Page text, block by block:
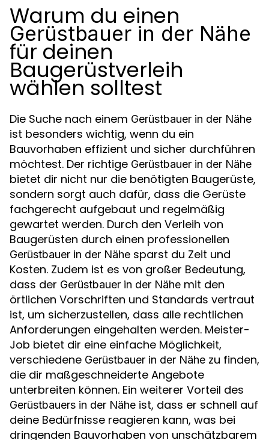
Warum du einen
Gerüstbauer in der Nähe
für deinen
Baugerüstverleih
wählen solltest
Die Suche nach einem Gerüstbauer in der Nähe
ist besonders wichtig, wenn du ein
Bauvorhaben effizient und sicher durchführen
möchtest. Der richtige Gerüstbauer in der Nähe
bietet dir nicht nur die benötigten Baugerüste,
sondern sorgt auch dafür, dass die Gerüste
fachgerecht aufgebaut und regelmäßig
gewartet werden. Durch den Verleih von
Baugerüsten durch einen professionellen
Gerüstbauer in der Nähe sparst du Zeit und
Kosten. Zudem ist es von großer Bedeutung,
dass der Gerüstbauer in der Nähe mit den
örtlichen Vorschriften und Standards vertraut
ist, um sicherzustellen, dass alle rechtlichen
Anforderungen eingehalten werden. Meister-
Job bietet dir eine einfache Möglichkeit,
verschiedene Gerüstbauer in der Nähe zu finden,
die dir maßgeschneiderte Angebote
unterbreiten können. Ein weiterer Vorteil des
Gerüstbauers in der Nähe ist, dass er schnell auf
deine Bedürfnisse reagieren kann, was bei
dringenden Bauvorhaben von unschätzbarem